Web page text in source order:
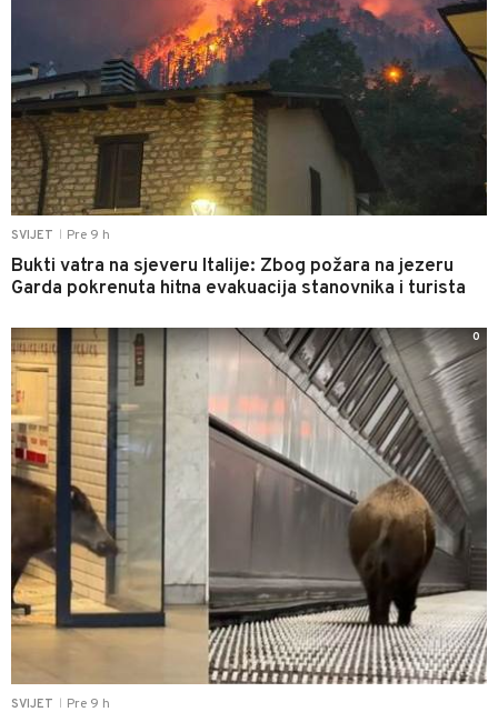
SVIJET Pre 9 h
Bukti vatra na sjeveru Italije: Zbog požara na jezeru
Garda pokrenuta hitna evakuacija stanovnika i turista
SVIJET Pre 9 h
0